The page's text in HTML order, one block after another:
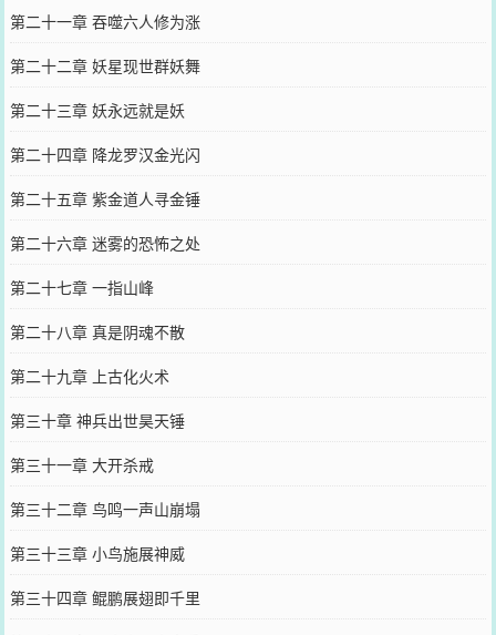
第二十一章 吞噬六人修为涨
第二十二章 妖星现世群妖舞
第二十三章 妖永远就是妖
第二十四章 降龙罗汉金光闪
第二十五章 紫金道人寻金锤
第二十六章 迷雾的恐怖之处
第二十七章 一指山峰
第二十八章 真是阴魂不散
第二十九章 上古化火术
第三十章 神兵出世昊天锤
第三十一章 大开杀戒
第三十二章 鸟鸣一声山崩塌
第三十三章 小鸟施展神威
第三十四章 鲲鹏展翅即千里